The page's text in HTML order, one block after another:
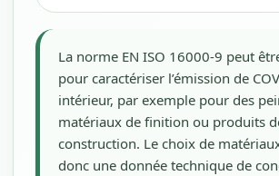
La norme EN ISO 16000-9 peut
pour caractériser l’émission de
intérieur, par exemple pour des
matériaux de finition ou produits
construction. Le choix de
donc une donnée technique de